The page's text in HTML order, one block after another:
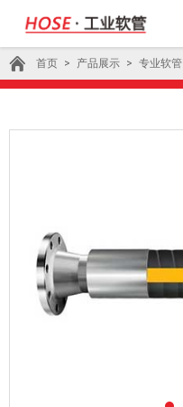
首页 > 产品展示 > 专业软管